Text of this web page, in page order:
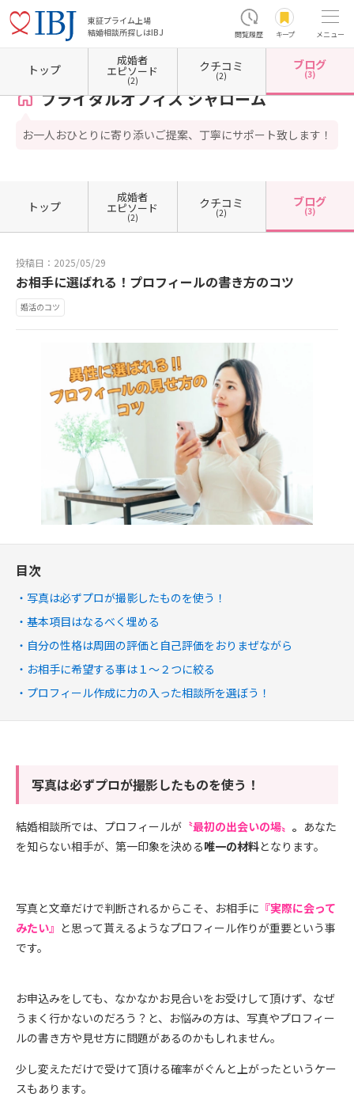
東証プライム上場
結婚相談所探しはIBJ
閲覧履歴 キープ メニュー
ホーム 香川県の結婚相談所 香川県観音寺市 ブライダルオフィス シャローム カウン
ブライダルオフィス シャローム
お一人おひとりに寄り添いご提案、丁寧にサポート致します！
トップ
成婚者
エピソード
(2)
クチコミ
(2)
ブログ
(3)
トップ
成婚者
エピソード
(2)
クチコミ
(2)
ブログ
(3)
投稿日：2025/05/29
お相手に選ばれる！プロフィールの書き方のコツ
婚活のコツ
目次
写真は必ずプロが撮影したものを使う！
基本項目はなるべく埋める
自分の性格は周囲の評価と自己評価をおりまぜながら
お相手に希望する事は１～２つに絞る
プロフィール作成に力の入った相談所を選ぼう！
写真は必ずプロが撮影したものを使う！
結婚相談所では、プロフィールが 〝最初の出会いの場〟 。 あなた
を知らない相手が、第一印象を決める唯一の材料となります。
写真と文章だけで判断されるからこそ、お相手に 『実際に会って
みたい』 と思って貰えるようなプロフィール作りが重要という事
です。
お申込みをしても、なかなかお見合いをお受けして頂けず、なぜ
うまく行かないのだろう？と、お悩みの方は、写真やプロフィー
ルの書き方や見せ方に問題があるのかもしれません。
少し変えただけで受けて頂ける確率がぐんと上がったというケー
スもあります。